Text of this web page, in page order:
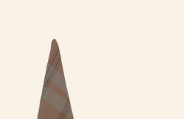
slideshow Items